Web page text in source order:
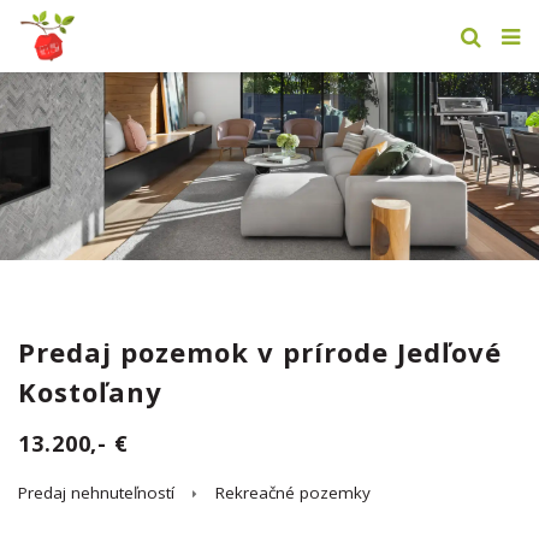
Predaj pozemok v prírode Jedľové
Kostoľany
13.200,- €
Predaj nehnuteľností Rekreačné pozemky